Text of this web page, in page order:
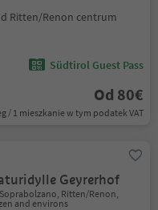
Ritten/Renon centrum
Südtirol Guest Pass
Od 80€
/ 1 mieszkanie w tym podatek VAT
Geyrerhof
Ritten/Renon,
and environs